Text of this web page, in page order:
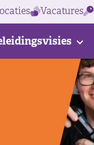
Vacatures